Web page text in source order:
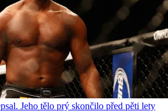
Jeho tělo prý skončilo před pěti lety